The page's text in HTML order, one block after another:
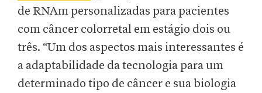
de RNAm personalizadas para pacientes
com câncer colorretal em estágio dois ou
três. “Um dos aspectos mais interessantes é
a adaptabilidade da tecnologia para um
determinado tipo de câncer e sua biologia